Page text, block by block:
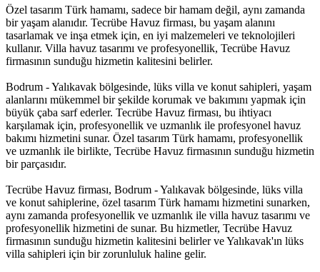
Özel tasarım Türk hamamı, sadece bir hamam değil, aynı zamanda
bir yaşam alanıdır. Tecrübe Havuz firması, bu yaşam alanını
tasarlamak ve inşa etmek için, en iyi malzemeleri ve teknolojileri
kullanır. Villa havuz tasarımı ve profesyonellik, Tecrübe Havuz
firmasının sunduğu hizmetin kalitesini belirler.
Bodrum - Yalıkavak bölgesinde, lüks villa ve konut sahipleri, yaşam
alanlarını mükemmel bir şekilde korumak ve bakımını yapmak için
büyük çaba sarf ederler. Tecrübe Havuz firması, bu ihtiyacı
karşılamak için, profesyonellik ve uzmanlık ile profesyonel havuz
bakımı hizmetini sunar. Özel tasarım Türk hamamı, profesyonellik
ve uzmanlık ile birlikte, Tecrübe Havuz firmasının sunduğu hizmetin
bir parçasıdır.
Tecrübe Havuz firması, Bodrum - Yalıkavak bölgesinde, lüks villa
ve konut sahiplerine, özel tasarım Türk hamamı hizmetini sunarken,
aynı zamanda profesyonellik ve uzmanlık ile villa havuz tasarımı ve
profesyonellik hizmetini de sunar. Bu hizmetler, Tecrübe Havuz
firmasının sunduğu hizmetin kalitesini belirler ve Yalıkavak'ın lüks
villa sahipleri için bir zorunluluk haline gelir.